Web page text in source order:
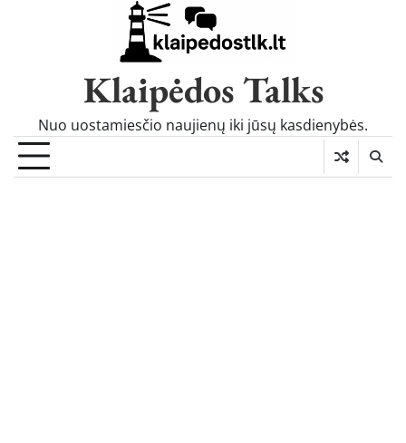
Klaipėdos Talks
Nuo uostamiesčio naujienų iki jūsų kasdienybės.